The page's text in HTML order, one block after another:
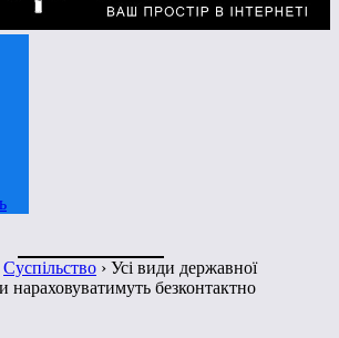
Суспільство › Усі види державної
нараховуватимуть безконтактно